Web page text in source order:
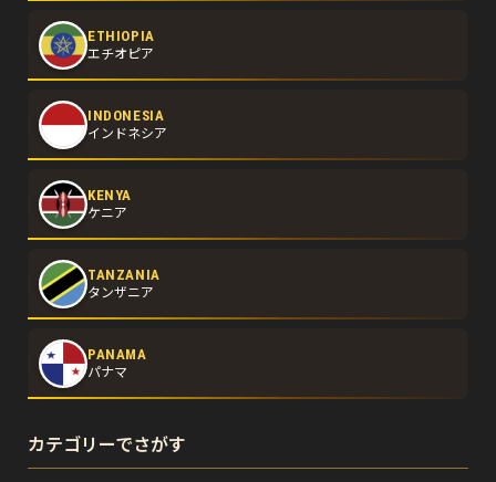
ETHIOPIA
エチオピア
INDONESIA
インドネシア
KENYA
ケニア
TANZANIA
タンザニア
PANAMA
パナマ
カテゴリーでさがす